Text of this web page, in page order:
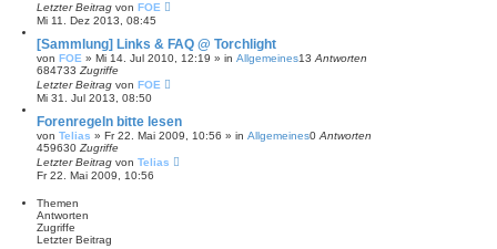
Letzter Beitrag von FOE
Mi 11. Dez 2013, 08:45
[Sammlung] Links & FAQ @ Torchlight
von FOE » Mi 14. Jul 2010, 12:19 » in Allgemeines13 Antworten
684733 Zugriffe
Letzter Beitrag von FOE
Mi 31. Jul 2013, 08:50
Forenregeln bitte lesen
von Telias » Fr 22. Mai 2009, 10:56 » in Allgemeines0 Antworten
459630 Zugriffe
Letzter Beitrag von Telias
Fr 22. Mai 2009, 10:56
Themen
Antworten
Zugriffe
Letzter Beitrag